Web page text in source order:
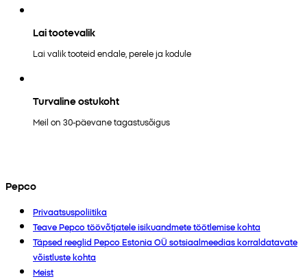
Lai tootevalik
Lai valik tooteid endale, perele ja kodule
Turvaline ostukoht
Meil on 30-päevane tagastusõigus
Pepco
Privaatsuspoliitika
Teave Pepco töövõtjatele isikuandmete töötlemise kohta
Täpsed reeglid Pepco Estonia OÜ sotsiaalmeedias korraldatavate
võistluste kohta
Meist